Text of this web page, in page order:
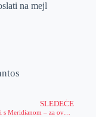
na mejl
SLEDEĆE